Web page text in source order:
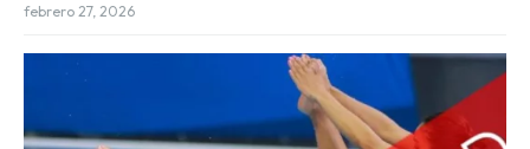
febrero 27, 2026